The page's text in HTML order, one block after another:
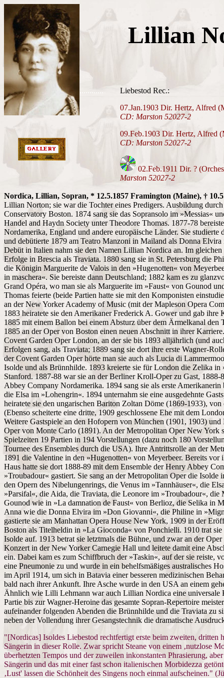
Lillian
............
Liebestod Rec.:
07.Jan.1903 Dir. Hertz, Alfred
CD: Marston 52027-2
09.Feb.1903 Dir. Hertz, Alfred
CD: Marston 52027-2
02.Feb.1911 Dir. ?
Marston 52027-2
Nordica, Lillian, Sopran, * 12.5.1857 Framington (Maine), †
Lillian Norton; sie war die Tochter eines Predigers. Ausbildung
Conservatory Boston. 1874 sang sie das Sopransolo im »Messias«
Handel and Haydn Society unter Theodore Thomas. 1877-78
Nordamerika, England und andere europäische Länder. Sie
und debütierte 1879 am Teatro Manzoni in Mailand als Donna
Debüt in Italien nahm sie den Namen Lillian Nordica an. Im gleichen
Erfolge in Brescia als Traviata. 1880 sang sie in St. Petersburg die
die Königin Marguerite de Valois in den »Hugenotten« von
in maschera«. Sie bereiste dann Deutschland; 1882 kam es zu
Grand Opéra, wo man sie als Marguerite im »Faust« von Gounod
Thomas feierte (beide Partien hatte sie mit den Komponisten
an der New Yorker Academy of Music (mit der Mapleson Opera
1883 heiratete sie den Amerikaner Frederick A. Gower und gab ihre
1885 mit einem Ballon bei einem Absturz über dem Ärmelkanal den
1885 an der Oper von Boston einen neuen Abschnitt in ihrer
Covent Garden Oper London, an der sie bis 1893 alljährlich (und
Erfolgen sang, als Traviata; 1889 sang sie dort ihre erste Wagner-
der Covent Garden Oper hörte man sie auch als Lucia di
Isolde und als Brünnhilde. 1893 kreierte sie für London die Zelika in
Stanford. 1887-88 war sie an der Berliner Kroll-Oper zu Gast, 1888-
Abbey Company Nordamerika. 1894 sang sie als erste
die Elsa im »Lohengrin«. 1894 unternahm sie eine ausgedehnte
heiratete sie den ungarischen Bariton Zoltan Döme (1869-1933), von
(Ebenso scheiterte eine dritte, 1909 geschlossene Ehe mit dem
Weitere Gastspiele an den Hofopern von München (1901, 1903)
Oper von Monte Carlo (1891). An der Metropolitan Oper New York
Spielzeiten 19 Partien in 194 Vorstellungen (dazu noch 180
Tournee des Ensembles durch die USA). Ihre Antrittsrolle an der
1891 die Valentine in den »Hugenotten« von Meyerbeer. Bereits vor
Haus hatte sie dort 1888-89 mit dem Ensemble der Henry Abbey
»Troubadour« gastiert. Sie sang an der Metropolitan Oper die
den Opern des Nibelungenrings, die Venus im »Tannhäuser«, die
»Parsifal«, die Aida, die Traviata, die Leonore im »Troubadour«, die
Gounod wie in »La damnation de Faust« von Berlioz, die Selika in
Anna wie die Donna Elvira im »Don Giovanni«, die Philine in
gastierte sie am Manhattan Opera House New York, 1909 in der
Boston als Titelheldin in »La Gioconda« von Ponchielli. 1910 trat sie
Isolde auf. 1913 betrat sie letztmals die Bühne, und zwar an der
Konzert in der New Yorker Carnegie Hall und leitete damit eine
ein. Dabei kam es zum Schiffbruch der »Taskin«, auf der sie reiste,
eine Pneumonie zu und wurde in ein behelfsmäßiges australisches
im April 1914, um sich in Batavia einer besseren medizinischen
bald nach ihrer Ankunft. Ihre Asche wurde in den USA an einem
Ähnlich wie Lilli Lehmann war auch Lillian Nordica eine universale
Partie bis zur Wagner-Heroine das gesamte Sopran-Repertoire
aufeinander folgenden Abenden die Brünnhilde und die Traviata zu
neben der Vollendung ihrer Gesangstechnik die dramatische
"[Nordicas] Isoldes Liebestod rechtfertigt erste beim zweiten, dritten
Sängerin in dieser Rolle. Zwar spricht Steane von einem ‚nutzlose
überhetzten Tempos und der zuweilen inkonstanten Phrasierung,
Sängerin und das mit einer fast schon italienischen Morbidezza
‚Lust' lassen die Schönheit des Singens noch einmal aufscheinen."